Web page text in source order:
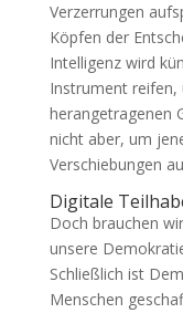
Verzerrungen
Köpfen der
Intelligenz wird
Instrument reifen,
herangetragenen
nicht aber, um
Verschiebungen
Digitale
Doch brauchen
unsere
Schließlich ist
Menschen